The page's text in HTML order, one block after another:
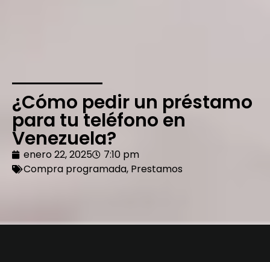
¿Cómo pedir un préstamo
para tu teléfono en
Venezuela?
enero 22, 2025
7:10 pm
Compra programada, Prestamos